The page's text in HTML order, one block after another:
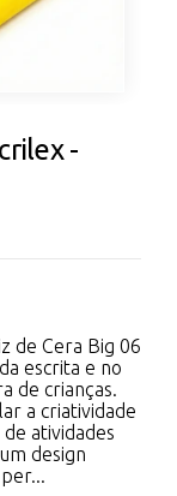
-
de Cera Big 06
escrita e no
de crianças.
a criatividade
atividades
design